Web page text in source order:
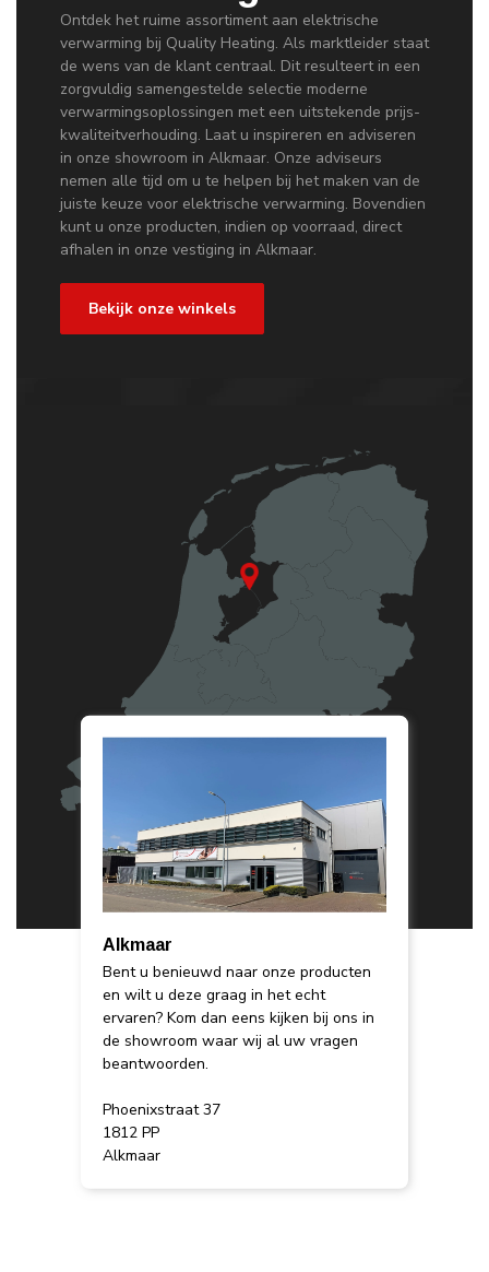
Ontdek het ruime assortiment aan elektrische
verwarming bij Quality Heating. Als marktleider staat
de wens van de klant centraal. Dit resulteert in een
zorgvuldig samengestelde selectie moderne
verwarmingsoplossingen met een uitstekende prijs-
kwaliteitverhouding. Laat u inspireren en adviseren
in onze showroom in Alkmaar. Onze adviseurs
nemen alle tijd om u te helpen bij het maken van de
juiste keuze voor elektrische verwarming. Bovendien
kunt u onze producten, indien op voorraad, direct
afhalen in onze vestiging in Alkmaar.
Bekijk onze winkels
Alkmaar
Bent u benieuwd naar onze producten
en wilt u deze graag in het echt
ervaren? Kom dan eens kijken bij ons in
de showroom waar wij al uw vragen
beantwoorden.
Phoenixstraat 37
1812 PP
Alkmaar